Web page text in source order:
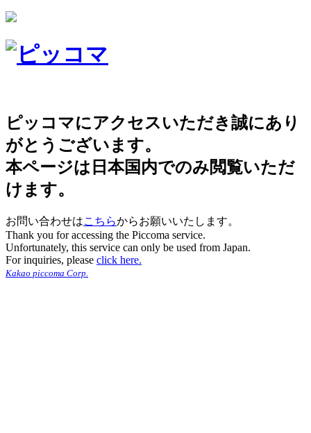
ピッコマにアクセスいただき誠にあり
がとうございます。
本ページは日本国内でのみ閲覧いただ
けます。
お問い合わせはこちらからお願いいたします。
Thank you for accessing the Piccoma service.
Unfortunately, this service can only be used from Japan.
For inquiries, please click here.
Kakao piccoma Corp.